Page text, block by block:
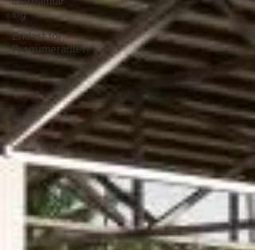
sig
Endast för
Prenumeranter